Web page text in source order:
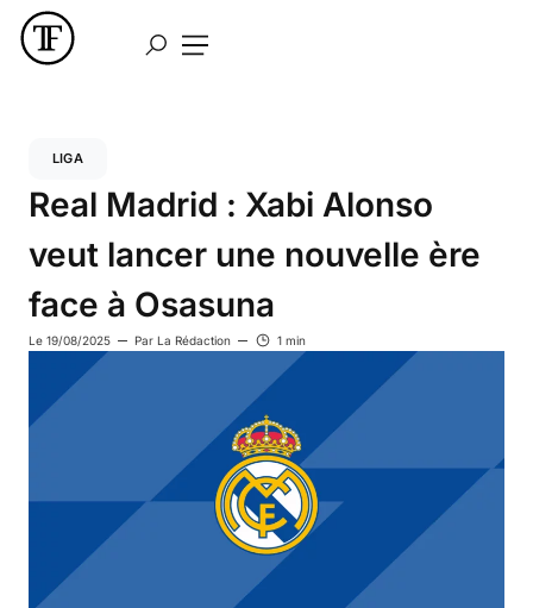
LIGA
Real Madrid : Xabi Alonso
veut lancer une nouvelle ère
face à Osasuna
Le 19/08/2025 Par La Rédaction 1 min